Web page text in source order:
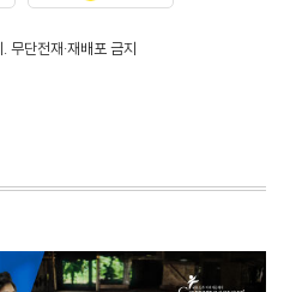
단전재·재배포 금지